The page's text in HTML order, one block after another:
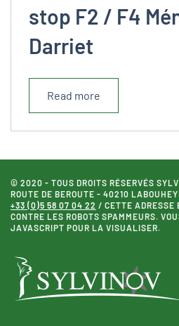
stop F2 / F4
Darriet
Read more
© 2020 - TOUS DROITS RÉSERVÉS
ROUTE DE BEROUTE - 40210
+33 (0)5 58 07 04 22 / CETTE ADRESSE
CONTRE LES ROBOTS SPAMMEURS.
JAVASCRIPT POUR LA VISUALISER.